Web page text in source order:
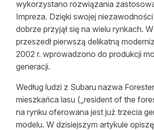
Lasy prywatne
O nas
100 lat „Lasu Polskiego”
Reklama
Zostań autorem
wykorzystano rozwiązania
Impreza. Dzięki swojej
dobrze przyjął się na wielu rynkach.
przeszedł pierwszą delikatną
2002 r. wprowadzono do produkcji
generacji.
Według ludzi z Subaru nazwa
mieszkańca lasu („resident of the
na rynku oferowana jest już trzecia
modelu. W dzisiejszym artykule